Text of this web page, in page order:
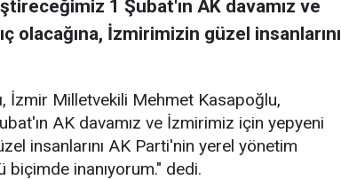
1 Şubat'ın AK davamız ve
olacağına, İzmirimizin güzel insanlarını
İzmir Milletvekili Mehmet Kasapoğlu,
AK davamız ve İzmirimiz için yepyeni
insanlarını AK Parti'nin yerel yönetim
biçimde inanıyorum." dedi.